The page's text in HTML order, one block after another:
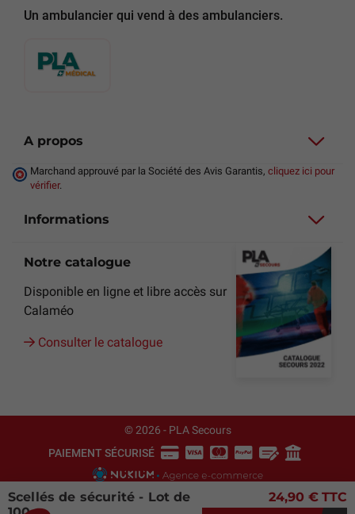
Un ambulancier qui vend à des ambulanciers.
A propos
Marchand approuvé par la Société des Avis Garantis, cliquez ici pour
vérifier.
Informations
Notre catalogue
Disponible en ligne et libre accès sur
Calaméo
Consulter le catalogue
© 2026 - PLA Secours
PAIEMENT SÉCURISÉ
Scellés de sécurité - Lot de
24,90 € TTC